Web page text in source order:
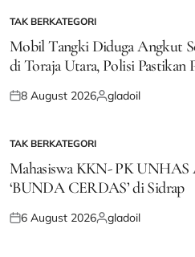
POSTED
IN
TAK BERKATEGORI
Mobil Tangki Diduga Angkut
di Toraja Utara, Polisi Pastikan
Posted
8 August 2026Posted
gladoil
POSTED
IN
TAK BERKATEGORI
Mahasiswa KKN- PK UNHAS
‘BUNDA CERDAS’ di Sidrap
Posted
6 August 2026Posted
gladoil